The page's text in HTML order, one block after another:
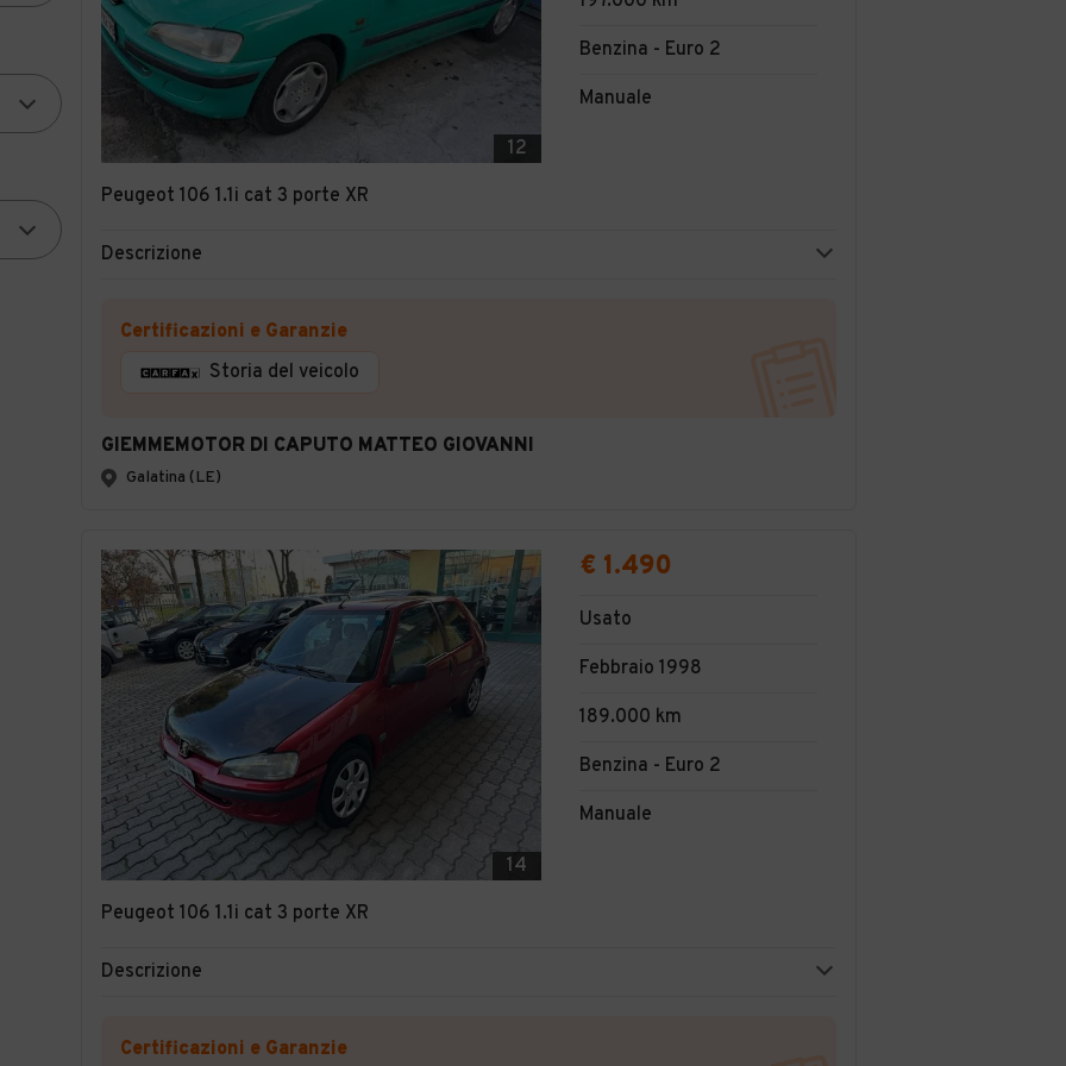
12
Peugeot 106 1.1i cat 3 porte XR
Benzina - Euro 2
Manuale
Descrizione
Certificazioni e Garanzie
Storia del veicolo
GIEMMEMOTOR DI CAPUTO MATTEO GIOVANNI
Galatina (LE)
14
Peugeot 106 1.1i cat 3 porte XR
€ 1.490
Usato
Febbraio 1998
189.000 km
Benzina - Euro 2
Manuale
Descrizione
Certificazioni e Garanzie